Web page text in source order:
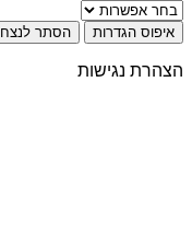
איפוס הגדרות הסתר לנצח
הצהרת נגישות